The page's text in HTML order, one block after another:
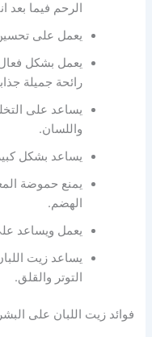
الرحم فيما بعد
يعمل على
يعمل بشكل
رائحة جميلة
يساعد على
واللسان.
يساعد بشكل
يمنع حموضة
الهضم.
يعمل ويساعد
يساعد زيت
التوتر والقلق.
فوائد زيت اللبان على